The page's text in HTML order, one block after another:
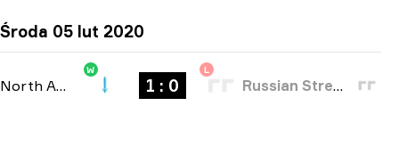
Środa 05 lut 2020
North America Open Qualifier 2 bo1
W
1 : 0
L
Russian Street Party